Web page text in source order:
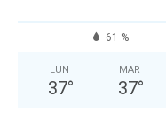
61 %
LUN
37°
MAR
37°